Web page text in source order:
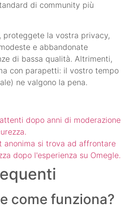
di community più
proteggete la vostra privacy,
e abbandonate
di bassa qualità. Altrimenti,
con parapetti: il vostro tempo
ne valgono la pena.
dopo anni di moderazione
anonima si trova ad affrontare
dopo l'esperienza su Omegle.
come funziona?